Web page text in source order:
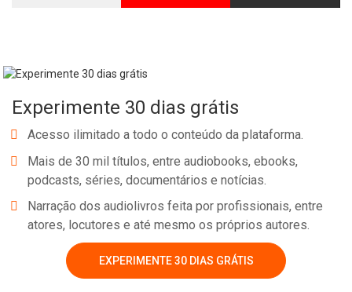
Experimente 30 dias grátis
Acesso ilimitado a todo o conteúdo da plataforma.
Mais de 30 mil títulos, entre audiobooks, ebooks,
podcasts, séries, documentários e notícias.
Narração dos audiolivros feita por profissionais, entre
atores, locutores e até mesmo os próprios autores.
EXPERIMENTE 30 DIAS GRÁTIS